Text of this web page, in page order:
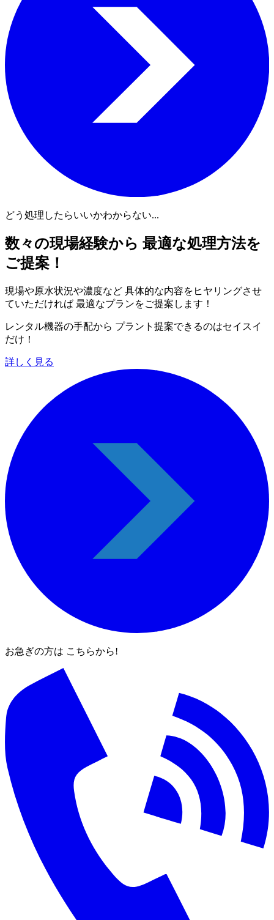
どう処理したらいいかわからない...
数々の現場経験から 最適な処理方法を
ご提案！
現場や原水状況や濃度など 具体的な内容をヒヤリングさせ
ていただければ 最適なプランをご提案します！
レンタル機器の手配から プラント提案できるのはセイスイ
だけ！
詳しく見る
お急ぎの方は こちらから!